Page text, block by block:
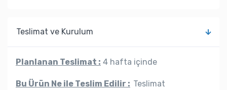
Teslimat ve Kurulum
Planlanan Teslimat : 4 hafta içinde
Bu Ürün Ne ile Teslim Edilir : Teslimat